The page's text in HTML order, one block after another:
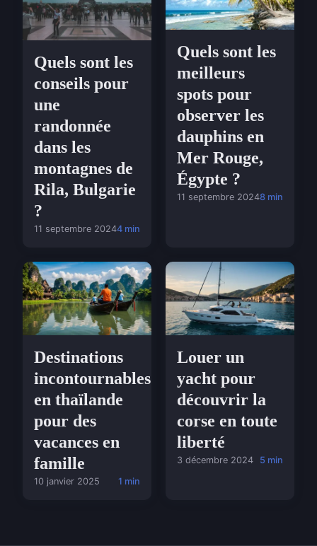
Quels sont les
conseils pour
une
randonnée
dans les
montagnes de
Rila, Bulgarie
?
11 septembre 20244 min
Quels sont les
meilleurs
spots pour
observer les
dauphins en
Mer Rouge,
Égypte ?
11 septembre 20248 min
Destinations
incontournables
en thaïlande
pour des
vacances en
famille
10 janvier 2025 1 min
Louer un
yacht pour
découvrir la
corse en toute
liberté
3 décembre 2024 5 min